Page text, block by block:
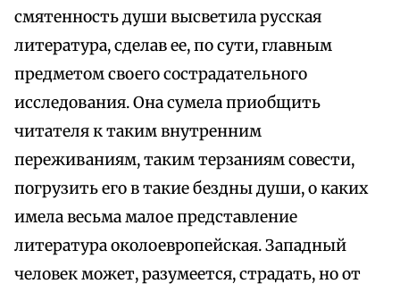
смятенность души высветила русская
литература, сделав ее, по сути, главным
предметом своего сострадательного
исследования. Она сумела приобщить
читателя к таким внутренним
переживаниям, таким терзаниям совести,
погрузить его в такие бездны души, о каких
имела весьма малое представление
литература околоевропейская. Западный
человек может, разумеется, страдать, но от